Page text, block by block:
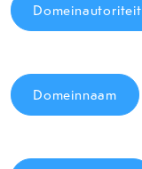
Domeinautoriteit
Domeinnaam